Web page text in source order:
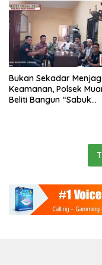
Bukan Sekadar
Keamanan, Polsek
Beliti Bangun “Sabuk